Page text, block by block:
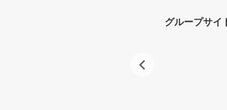
グループサイ